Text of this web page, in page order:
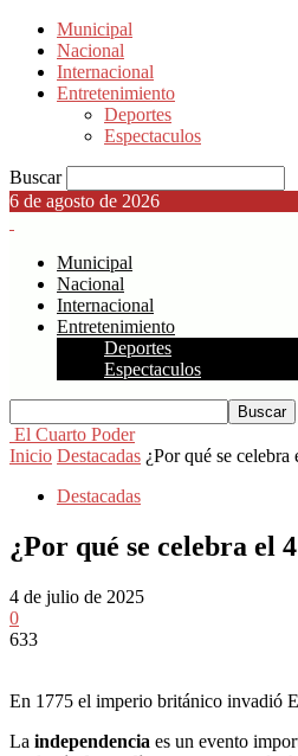
Municipal
Nacional
Internacional
Entretenimiento
Deportes
Espectaculos
Buscar
6 de agosto de 2026
Municipal
Nacional
Internacional
Entretenimiento
Deportes
Espectaculos
El Cuarto Poder
Inicio Destacadas ¿Por qué se
Destacadas
¿Por qué se celebra el
4 de julio de 2025
0
633
En 1775 el imperio británico invadió
La independencia es un evento